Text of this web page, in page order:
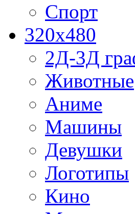
Спорт
320x480
2Д-3Д
Животные
Аниме
Машины
Девушки
Логотипы
Кино